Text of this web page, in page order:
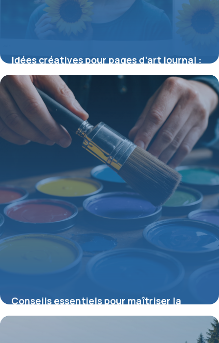
Idées créatives pour pages d’art journal :
libérez votre univers artistique
9 juillet 2026
Conseils essentiels pour maîtriser la
peinture acrylique et optimiser vos